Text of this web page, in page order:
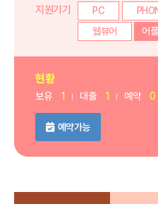
지원기기
PC
웹뷰어
어
현황
보유 1 대출 1 예약 0
예약가능